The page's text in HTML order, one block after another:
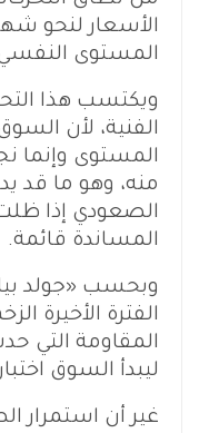
الأسعار لنحو
المستوى النفسي البالغ 6000
ويكتسب هذا
الفنية، لأن
المستوى وإنما
منه، وهو ما قد
الصعودي إذا ظلت
المساندة قائمة.
وبحسب «جولد
الفترة الأخيرة
المقاومة التي
ليبدأ السوق
غير أن استمرار